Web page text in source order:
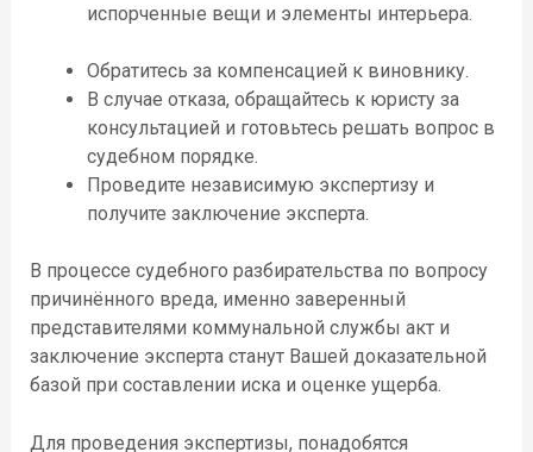
испорченные вещи и элементы интерьера.
Обратитесь за компенсацией к виновнику.
В случае отказа, обращайтесь к юристу за
консультацией и готовьтесь решать вопрос в
судебном порядке.
Проведите независимую экспертизу и
получите заключение эксперта.
В процессе судебного разбирательства по вопросу
причинённого вреда, именно заверенный
представителями коммунальной службы акт и
заключение эксперта станут Вашей доказательной
базой при составлении иска и оценке ущерба.
Для проведения экспертизы, понадобятся